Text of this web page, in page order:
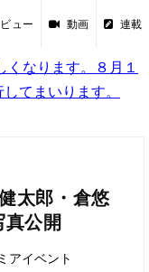
ュー 動画 連載
なります。８月１
てまいります。
太郎・倉悠
公開
アイベント